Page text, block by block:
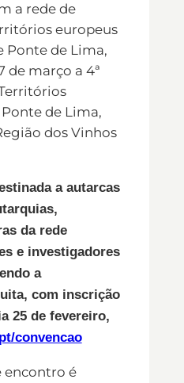
a rede de
europeus
Ponte de Lima,
de março a 4ª
de Lima,
dos Vinhos
a autarcas
da rede
e investigadores
a
com inscrição
25 de fevereiro,
convencao
encontro é